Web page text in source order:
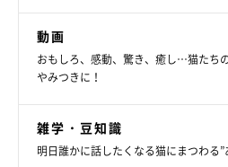
動画
おもしろ、感動、驚き、癒し…猫たち
やみつきに！
雑学・豆知識
明日誰かに話したくなる猫にまつわる